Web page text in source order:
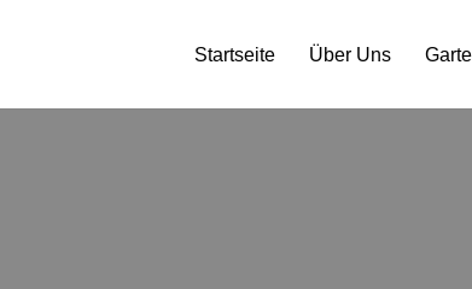
Startseite Über Uns